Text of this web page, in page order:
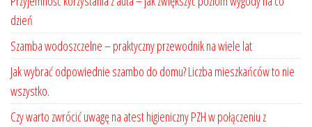
dzień
Szamba wodoszczelne – praktyczny przewodnik na wiele lat
Jak wybrać odpowiednie szambo do domu? Liczba mieszkańców to nie
wszystko.
Czy warto zwrócić uwagę na atest higieniczny PZH w połączeniu z